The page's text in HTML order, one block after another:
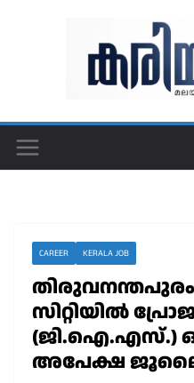
CAREER KERALA JOB
തിരുവനന്തപുരം
സിറ്റിയിൽ
(ജി.ഐ.എസ്.)
അപേക്ഷ ജൂലൈ